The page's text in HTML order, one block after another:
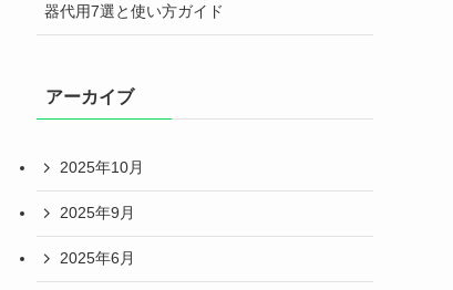
器代用7選と使い方ガイド
アーカイブ
2025年10月
2025年9月
2025年6月